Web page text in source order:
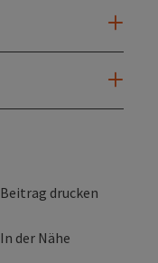
Beitrag drucken
In der Nähe